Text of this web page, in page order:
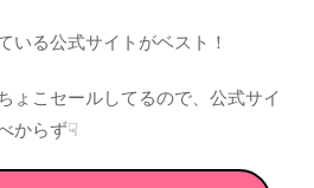
いる公式サイトがベスト！
ょこセールしてるので、公式サイ
からず☟